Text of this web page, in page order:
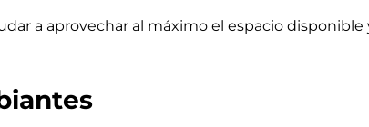
a aprovechar al máximo el espacio disponible